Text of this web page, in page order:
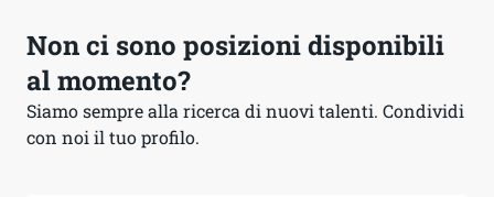
Non ci sono posizioni disponibili
al momento?
Siamo sempre alla ricerca di nuovi talenti. Condividi
con noi il tuo profilo.